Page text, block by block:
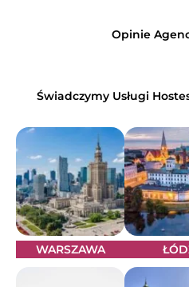
Opinie
Świadczymy Usługi
WARSZAWA